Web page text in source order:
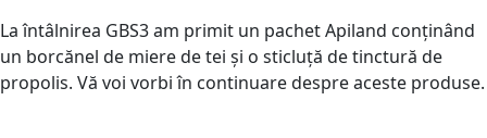
La întâlnirea GBS3 am primit un pachet Apiland conținând
un borcănel de miere de tei și o sticluță de tinctură de
propolis. Vă voi vorbi în continuare despre aceste produse.